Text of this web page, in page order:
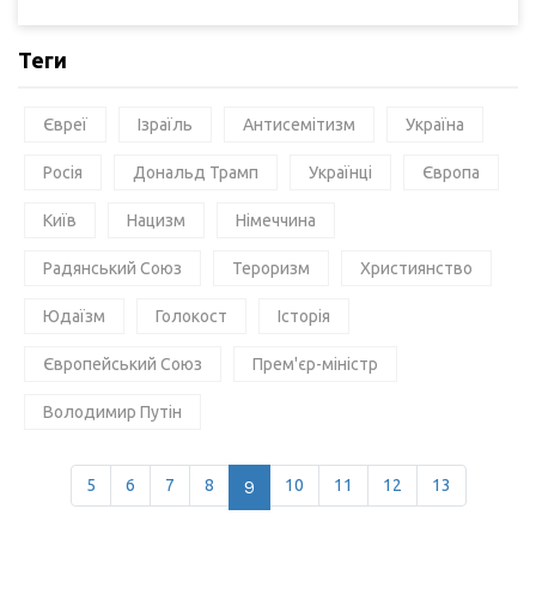
Теги
Євреї Ізраїль Антисемітизм Україна
Росія Дональд Трамп Українці Європа
Київ Нацизм Німеччина
Радянський Союз Тероризм Християнство
Юдаїзм Голокост Історія
Європейський Союз Прем'єр-міністр
Володимир Путін
5 6 7 8 9 10 11 12 13